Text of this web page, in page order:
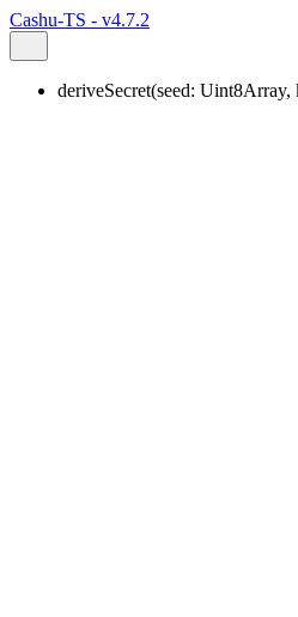
Cashu-TS - v4.7.2
deriveSecret(seed: Uint8Array,